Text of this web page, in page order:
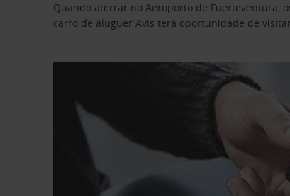
Quando aterrar no Aeroporto de Fuerteventura,
carro de aluguer Avis terá oportunidade de